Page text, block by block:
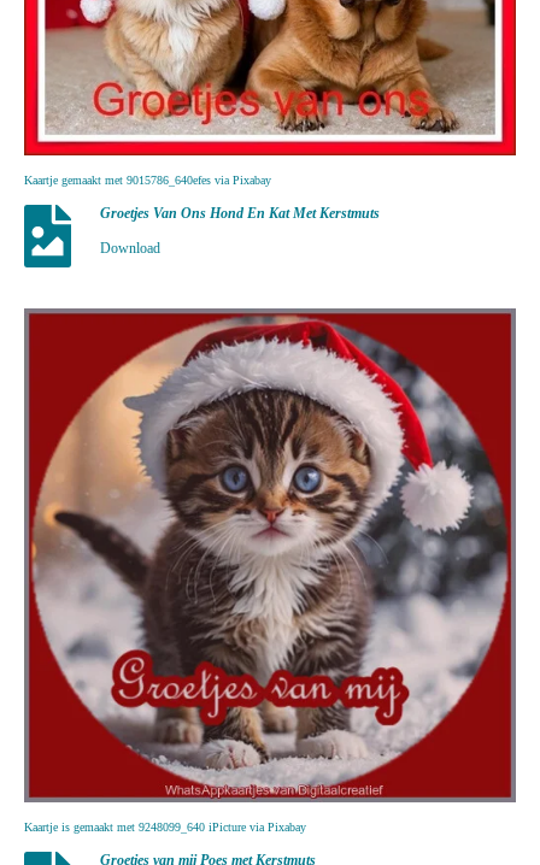
Kaartje gemaakt met 9015786_640efes via Pixabay
Groetjes Van Ons Hond En Kat Met Kerstmuts
Download
Kaartje is gemaakt met 9248099_640 iPicture via Pixabay
Groetjes van mij Poes met Kerstmuts